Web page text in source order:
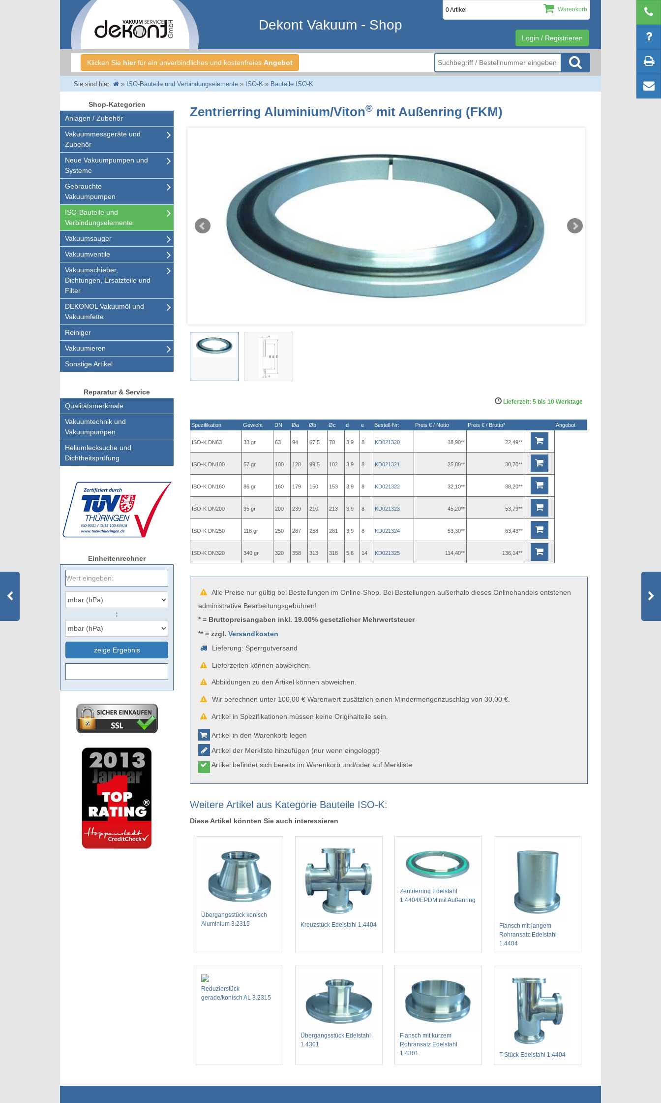
Login / Registrieren
0 Artikel Warenkorb
Dekont Vakuum - Shop
Klicken Sie hierfür ein unverbindliches und kostenfreies Angebot
Sie sind hier: » ISO-Bauteile und Verbindungselemente» ISO-K » Bauteile ISO-K
Shop-Kategorien
Anlagen / Zubehör
Vakuummessgeräte und
Zubehör
Neue Vakuumpumpen und
Systeme
Gebrauchte
Vakuumpumpen
ISO-Bauteile und
Verbindungselemente
Vakuumsauger
Vakuumventile
Vakuumschieber,
Dichtungen, Ersatzteile und
Filter
DEKONOL Vakuumöl und
Vakuumfette
Reiniger
Vakuumieren
Sonstige Artikel
Reparatur & Service
Qualitätsmerkmale
Vakuumtechnik und
Vakuumpumpen
Heliumlecksuche und
Dichtheitsprüfung
Einheitenrechner
:
zeige Ergebnis
Zentrierring Aluminium/Viton® mit Außenring (FKM)
Lieferzeit: 5 bis 10 Werktage
Spezifikation Gewicht DN Øa Øb Øc d e Bestell-Nr: Preis € / Netto Preis € / Brutto* Angebot
ISO-K DN63 33 gr 63 94 67,5 70 3,9 8 KD021320 18,90** 22,49**
ISO-K DN100 57 gr 100 128 99,5 102 3,9 8 KD021321 25,80** 30,70**
ISO-K DN160 86 gr 160 179 150 153 3,9 8 KD021322 32,10** 38,20**
ISO-K DN200 95 gr 200 239 210 213 3,9 8 KD021323 45,20** 53,79**
ISO-K DN250 118 gr 250 287 258 261 3,9 8 KD021324 53,30** 63,43**
ISO-K DN320 340 gr 320 358 313 318 5,6 14 KD021325 114,40** 136,14**
Alle Preise nur gültig bei Bestellungen im Online-Shop. Bei Bestellungen außerhalb dieses Onlinehandels entstehen
administrative Bearbeitungsgebühren!
* = Bruttopreisangaben inkl. 19.00% gesetzlicher Mehrwertsteuer
** = zzgl.Versandkosten
Lieferung: Sperrgutversand
Lieferzeiten können abweichen.
Abbildungen zu den Artikel können abweichen.
Wir berechnen unter 100,00 € Warenwert zusätzlich einen Mindermengenzuschlag von 30,00 €.
Artikel in Spezifikationen müssen keine Originalteile sein.
Artikel in den Warenkorb legen
Artikel der Merkliste hinzufügen (nur wenn eingeloggt)
Artikel befindet sich bereits im Warenkorb und/oder auf Merkliste
Weitere Artikel aus Kategorie Bauteile ISO-K:
Diese Artikel könnten Sie auch interessieren
Übergangsstück konisch
Aluminium 3.2315
Kreuzstück Edelstahl 1.4404
Zentrierring Edelstahl
1.4404/EPDM mit Außenring
Flansch mit langem
Rohransatz Edelstahl
1.4404
Reduzierstück
gerade/konisch AL 3.2315
Übergangsstück Edelstahl
1.4301
Flansch mit kurzem
Rohransatz Edelstahl
1.4301
T-Stück Edelstahl 1.4404